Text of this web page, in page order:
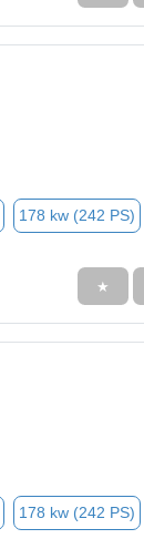
178 kw (242 PS)
★
178 kw (242 PS)